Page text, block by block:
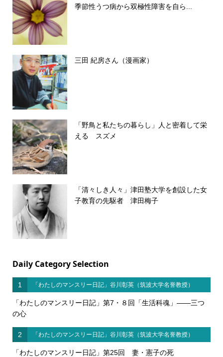
季節性うつ病から双極性障害を自ら...
三田 紀房さん（漫画家）
「野鳥と私たちの暮らし」人と密着して栄
える スズメ
「清々しき人々」津田塾大学を創設した女
子教育の先駆者 津田梅子
Daily Category Selection
1 「わたしのマンスリー日記」谷川彰英（筑波大学名誉教授）
「わたしのマンスリー日記」第7・８回「生活科魂」――三つ
の心
2 「わたしのマンスリー日記」谷川彰英（筑波大学名誉教授）
「わたしのマンスリー日記」第25回 妻・憲子の死